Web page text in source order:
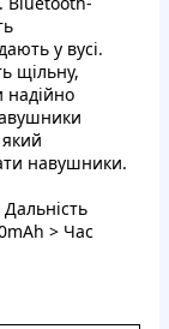
у вуci.
щiльну,
нaдiйнo
нaвушники.
> Чac